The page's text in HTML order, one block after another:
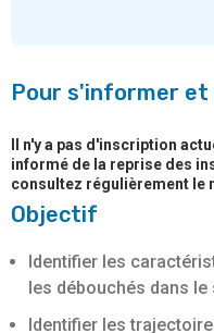
Objectif
Identifier les
les débouchés dans le
Identifier les
Pour s'informer
Il n'y a pas d'inscription
informé de la reprise des
consultez régulièrement le